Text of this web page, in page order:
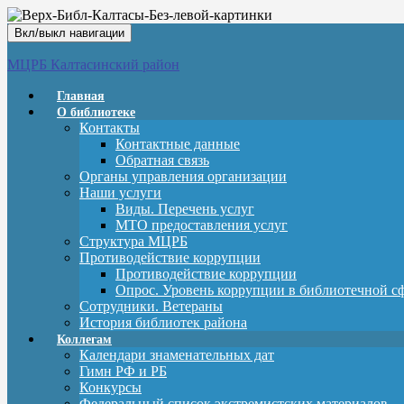
Вкл/выкл навигации
МЦРБ Калтасинский район
Главная
О библиотеке
Контакты
Контактные данные
Обратная связь
Органы управления организации
Наши услуги
Виды. Перечень услуг
МТО предоставления услуг
Структура МЦРБ
Противодействие коррупции
Противодействие коррупции
Опрос. Уровень коррупции в библиотечной
Сотрудники. Ветераны
История библиотек района
Коллегам
Календари знаменательных дат
Гимн РФ и РБ
Конкурсы